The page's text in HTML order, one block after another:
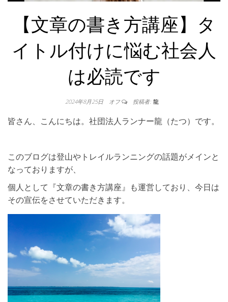
【文章の書き方講座】タ
イトル付けに悩む社会人
は必読です
2024年8月25日 オフ 投稿者: 龍
皆さん、こんにちは。社団法人ランナー龍（たつ）です。
このブログは登山やトレイルランニングの話題がメインと
なっておりますが、
個人として『文章の書き方講座』も運営しており、今日は
その宣伝をさせていただきます。